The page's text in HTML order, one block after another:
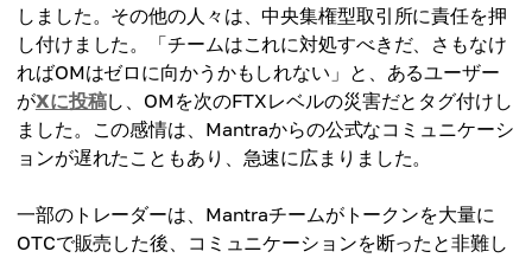
しました。その他の人々は、中央集権型取引所に責任を押
し付けました。「チームはこれに対処すべきだ、さもなけ
ればOMはゼロに向かうかもしれない」と、あるユーザー
がXに投稿し、OMを次のFTXレベルの災害だとタグ付けし
ました。この感情は、Mantraからの公式なコミュニケーシ
ョンが遅れたこともあり、急速に広まりました。
一部のトレーダーは、Mantraチームがトークンを大量に
OTCで販売した後、コミュニケーションを断ったと非難し